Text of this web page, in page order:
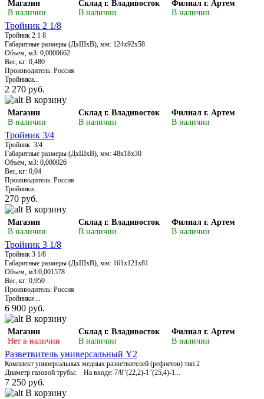
Магазин
В наличии
Склад г. Владивосток
В наличии
Филиал г. Артем
В наличии
Тройник 2 1/8
Тройник 2 1 8
Габаритные размеры (ДхШхВ), мм: 124х92х58
Объем, м3: 0,0000662
Вес, кг: 0,480
Производитель: Россия
Тройники...
2 270 руб.
В корзину
Магазин
В наличии
Склад г. Владивосток
В наличии
Филиал г. Артем
В наличии
Тройник 3/4
Тройник 3/4
Габаритные размеры (ДхШхВ), мм: 48х18х30
Объем, м3: 0,000026
Вес, кг: 0,04
Производитель: Россия
Тройники...
270 руб.
В корзину
Магазин
В наличии
Склад г. Владивосток
В наличии
Филиал г. Артем
В наличии
Тройник 3 1/8
Тройник 3 1/8
Габаритные размеры (ДхШхВ), мм: 161х121х81
Объем, м3:0,001578
Вес, кг: 0,950
Производитель: Россия
Тройники ...
6 900 руб.
В корзину
Магазин
Нет в наличии
Склад г. Владивосток
В наличии
Филиал г. Артем
В наличии
Разветвитель универсальный Y2
Комплект универсальных медных разветвителей (рефнетов) тип 2
Диаметр газовой трубы: На входе: 7/8"(22,2)-1"(25,4)-1...
7 250 руб.
В корзину